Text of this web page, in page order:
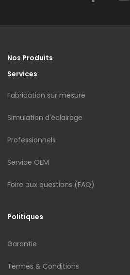
Nos Produits
Services
Fabrication sur mesure
Simulation d'éclairage
Professionnels
Service OEM
Foire aux questions (FAQ)
Politiques
Garantie
Termes & Conditions